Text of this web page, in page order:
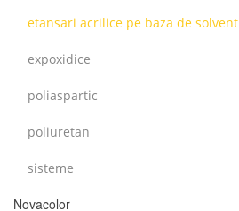
etansari acrilice pe baza de solvent
expoxidice
poliaspartic
poliuretan
sisteme
Novacolor